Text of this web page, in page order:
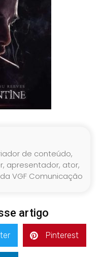
de conteúdo,
apresentador, ator,
VGF Comunicação
artigo
Pinterest